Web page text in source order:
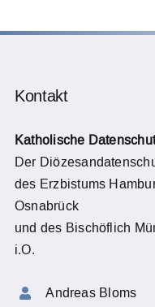
Kontakt
Katholische
Der
des Erzbistums
Osnabrück
und des Bischöflich
i.O.
Andreas Bloms